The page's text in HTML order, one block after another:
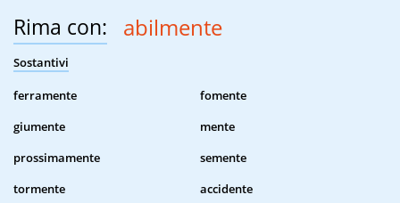
Rima con: abilmente
Sostantivi
ferramente
fomente
giumente
mente
prossimamente
semente
tormente
accidente